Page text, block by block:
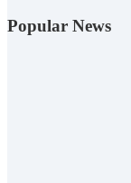
Popular News